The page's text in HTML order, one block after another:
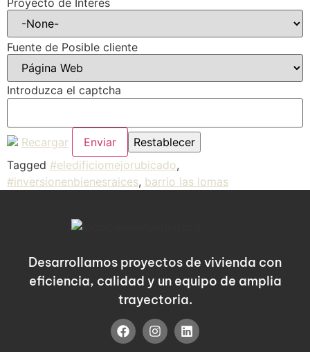
Fuente de Posible cliente
Introduzca el captcha
Recargar
Tagged #eledificiomejorubicado,
#inversionenbienesraices, barrio las lomas
Desarrollamos proyectos de vivienda con
eficiencia, calidad y un equipo de amplia
trayectoria.